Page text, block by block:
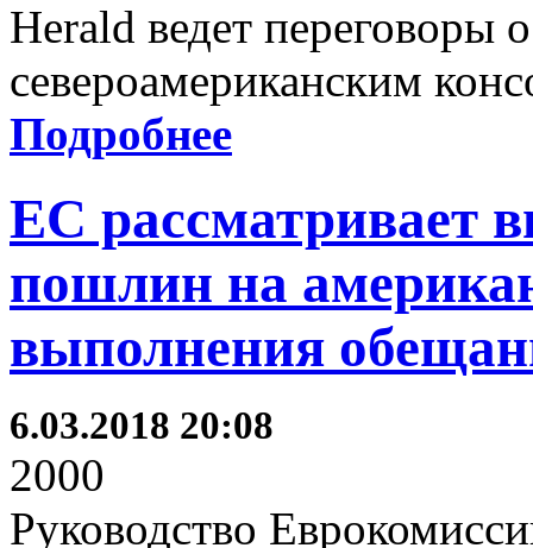
Herald ведет переговоры
североамериканским
Подробнее
ЕС рассматривает
пошлин на
выполнения
6.03.2018 20:08
2000
Руководство